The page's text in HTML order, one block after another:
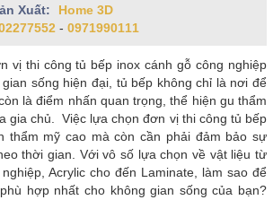
Xuất:
Home 3D
- 0971990111
vị thi công tủ bếp inox cánh gỗ công nghiệp
sống hiện đại, tủ bếp không chỉ là nơi để
là điểm nhấn quan trọng, thể hiện gu thẩm
gia chủ. Việc lựa chọn đơn vị thi công tủ bếp
thẩm mỹ cao mà còn cần phải đảm bảo sự
thời gian. Với vô số lựa chọn về vật liệu từ
Acrylic cho đến Laminate, làm sao để
hợp nhất cho không gian sống của bạn?